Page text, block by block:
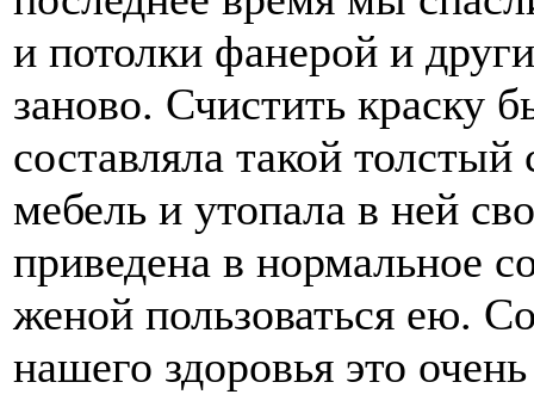
и потолки фанерой и
заново. Счистить краску
составляла такой
мебель и утопала в ней
приведена в нормальное
женой пользоваться ею.
нашего здоровья это